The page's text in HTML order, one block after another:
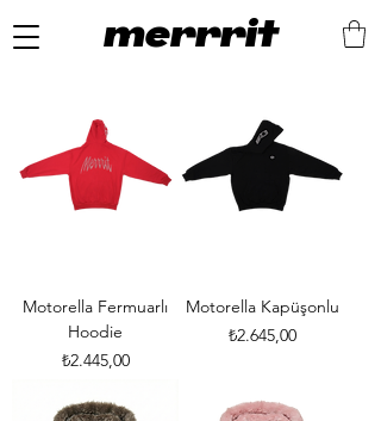
merrrit
Motorella Fermuarlı
Hoodie
Fiyat
₺2.445,00
Motorella Kapüşonlu
Fiyat
₺2.645,00